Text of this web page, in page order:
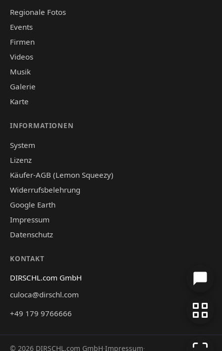
Regionale Fotos
Events
Firmen
Videos
Musik
Galerie
Karte
INFORMATIONEN
System
Lizenz
Käufer-AGB (Lemon Squeezy)
Widerrufsbelehrung
Google Earth
Impressum
Datenschutz
KONTAKT
DIRSCHL.com GmbH
culoca@dirschl.com
+49 179 9766666
© 2026 DIRSCHL.com GmbH·Impressum·